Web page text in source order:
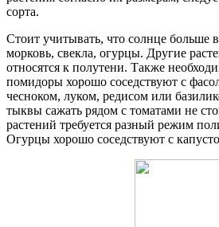
сорта.
Стоит учитывать, что солнце больше
морковь, свекла, огурцы. Другие
относятся к полутени. Также
помидоры хорошо соседствуют с
чесноком, луком, редисом или
тыквы сажать рядом с томатами не
растений требуется разный режим
Огурцы хорошо соседствуют с